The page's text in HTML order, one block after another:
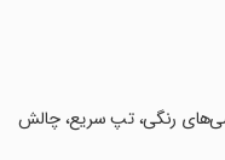
رنگی، تپ سریع، چالش